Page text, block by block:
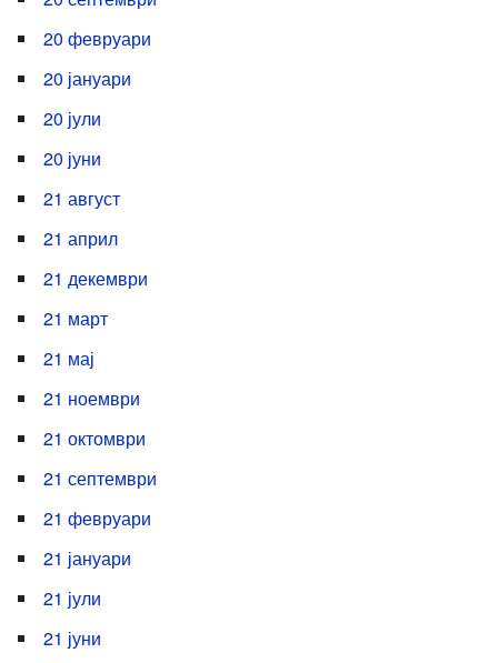
20 февруари
20 јануари
20 јули
20 јуни
21 август
21 април
21 декември
21 март
21 мај
21 ноември
21 октомври
21 септември
21 февруари
21 јануари
21 јули
21 јуни